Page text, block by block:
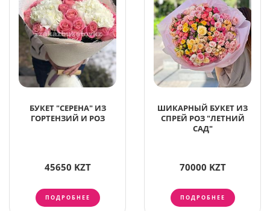
БУКЕТ "СЕРЕНА" ИЗ
ГОРТЕНЗИЙ И РОЗ
45650 KZT
ПОДРОБНЕЕ
ШИКАРНЫЙ БУКЕТ ИЗ
СПРЕЙ РОЗ "ЛЕТНИЙ
САД"
70000 KZT
ПОДРОБНЕЕ